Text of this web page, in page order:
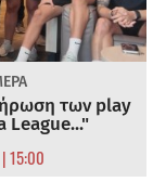
των play
League..."
15:00